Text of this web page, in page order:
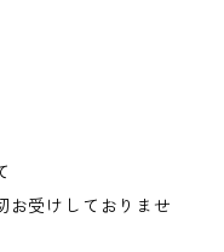
お受けしておりませ